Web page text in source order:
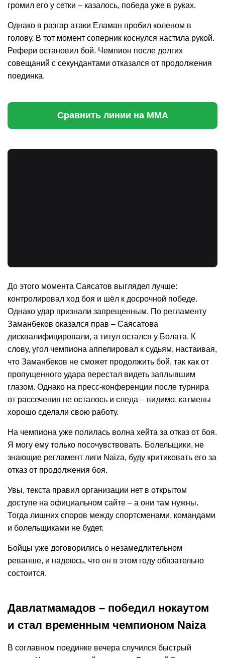
громил его у сетки – казалось, победа уже в руках.
Однако в разгар атаки Еламан пробил коленом в
голову. В тот момент соперник коснулся настила рукой.
Рефери остановил бой. Чемпион после долгих
совещаний с секундантами отказался от продолжения
поединка.
Сравнить линии на ММА
До этого момента Саясатов выглядел лучше:
контролировал ход боя и шёл к досрочной победе.
Однако удар признали запрещенным. По регламенту
Заманбеков оказался прав – Саясатова
дисквалифицировали, а титул остался у Болата. К
слову, угол чемпиона аппелировал к судьям, настаивая,
что Заманбеков не сможет продолжить бой, так как от
пропущенного удара перестал видеть заплывшим
глазом. Однако на пресс-конференции после турнира
от рассечения не осталось и следа – видимо, катмены
хорошо сделали свою работу.
На чемпиона уже полилась волна хейта за отказ от боя.
Я могу ему только посочувствовать. Болельщики, не
знающие регламент лиги Naiza, буду критиковать его за
отказ от продолжения боя.
Увы, текста правил организации нет в открытом
доступе на официальном сайте – а они там нужны.
Тогда лишних споров между спортсменами, командами
и болельщиками не будет.
Бойцы уже договорились о незамедлительном
реванше, и надеюсь, что он в этом году обязательно
состоится.
Давлатмамадов – победил нокаутом
и стал временным чемпионом Naiza
В соглавном поединке вечера случился быстрый